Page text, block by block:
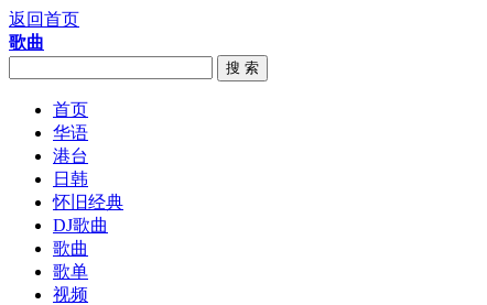
返回首页
歌曲
搜 索
首页
华语
港台
日韩
怀旧经典
DJ歌曲
歌曲
歌单
视频